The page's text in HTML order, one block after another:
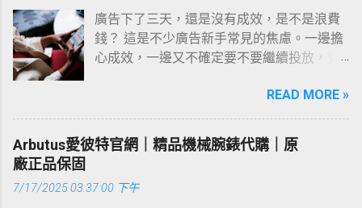
安。 現實中的恐怖，遠比不上想象中的恐怖
那麼可怕。 如果有機會，就把握吧；如果有
標，就奮進吧！早安！ 曾經輸掉的東西，只
安！ 用最清澈的眼睛，去看這世界最美的風
景。早安。 雨會停，心會晴，沒有什麼會永
遠糟糕透頂。早安。 早呀，...
坤未定，你我都是黑馬。 成功不是將來才有
的，而是從決定要做的那一刻起，持續累積
而成。 增加收入能夠讓我們送一口氣，去過
特爾潘恩 夢想、物質、色彩鮮豔的生活，摸
出來。 讓夢想作為心中的明燈，照亮前路未
世事消極抱怨，你所有的選擇都不是因為不
更深入探討以下問題。 Threads的貼文都是
如何推薦的？ Threads上為你推薦的貼文都
是怎麼來的？你有沒有覺得Threads為你推薦
的貼文時常不符合你的興趣，甚至是平常根
本不會看的東西？ 我花了一個禮拜的時間非
粉，終於研究出來的結論 補充更新： 想要獲
這個社群，貢獻一下互動，最一開始沒有這
期合作還是短期配合，都歡迎找我聊聊！ 不
管是品牌視覺規劃、LOGO設計、社群外包、
DM型錄、電商美編、名片設計、AI生成圖調
討論可以讓我更快了解您的需求~ 您不用負
擔相關人事成本，採論件計酬遠端的方式合
作，能夠靈活調配行銷預算， 通常單月1萬
與「簡立 Janry」合作？ 找設計發案，不只
廣告下了三天，還是沒有成效，是不是浪費
錢？ 這是不少廣告新手常見的焦慮。一邊擔
心成效，一邊又不確定要不要繼續投放，更
效？」、「是不是成效不好就該停了？」 廣
告不是打下去就馬上有效：先釐清期待值 不
少人以為，廣告只要花錢曝光，幾小時內就
能看到成果，但對 Facebook / Instagram 廣
與內容互動的模式，這段時間稱為「學習
READ MORE »
Arbutus愛彼特官網｜精品機械腕錶代購｜原
廠正品保固
7/17/2025 03:37:00 下午